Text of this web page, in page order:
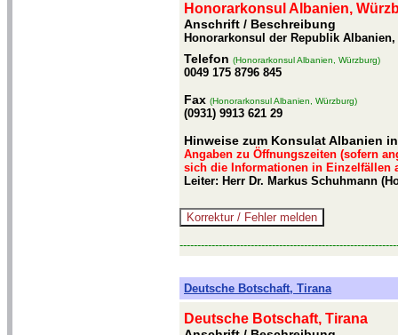
Honorarkonsul Albanien,
Anschrift / Beschreibung
Honorarkonsul der Republik
Telefon (Honorarkonsul Albanien, Würzburg)
0049 175 8796 845
Fax (Honorarkonsul Albanien, Würzburg)
(0931) 9913 621 29
Hinweise zum Konsulat Albanien
Angaben zu Öffnungszeiten (sofern
sich die Informationen in Einzelfällen
Leiter: Herr Dr. Markus Schuhmann
Deutsche Botschaft, Tirana
Deutsche Botschaft, Tirana